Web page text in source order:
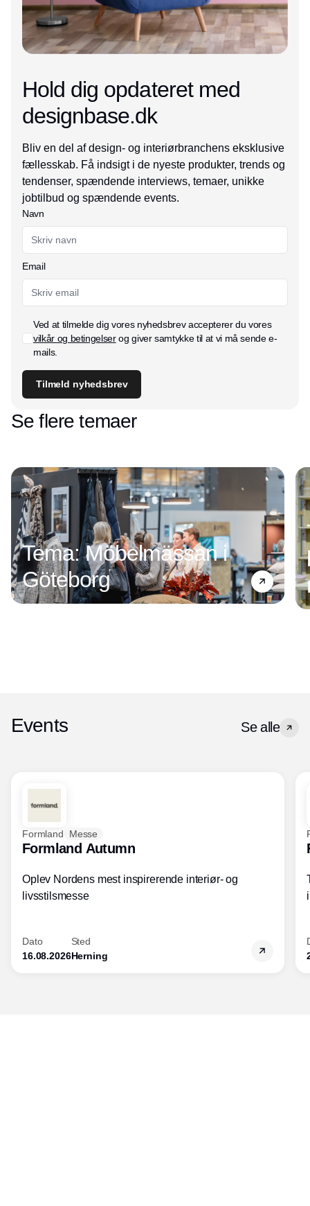
Hold dig opdateret med
designbase.dk
Bliv en del af design- og interiørbranchens eksklusive
fællesskab. Få indsigt i de nyeste produkter, trends og
tendenser, spændende interviews, temaer, unikke
jobtilbud og spændende events.
Navn
Email
Ved at tilmelde dig vores nyhedsbrev accepterer du vores
vilkår og betingelserog giver samtykke til at vi må sende e-
mails.
Tilmeld nyhedsbrev
Se flere temaer
Tema: Möbelmässan i
Göteborg
Events Se alle
Formland Messe
Formland Autumn
Oplev Nordens mest inspirerende interiør- og
livsstilsmesse
Dato
16.08.2026
Sted
Herning